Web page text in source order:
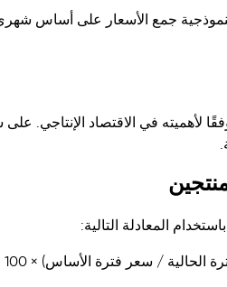
جمع الأسعار على أساس
في الاقتصاد الإنتاجي.
المعادلة التالية:
الحالية / سعر فترة الأساس) × 100